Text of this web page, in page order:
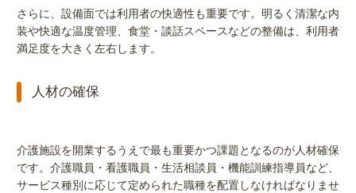
さらに、設備面では利用者の快適性も重要です。明るく清潔な内
装や快適な温度管理、食堂・談話スペースなどの整備は、利用者
満足度を大きく左右します。
人材の確保
介護施設を開業するうえで最も重要かつ課題となるのが人材確保
です。介護職員・看護職員・生活相談員・機能訓練指導員など、
サービス種別に応じて定められた職種を配置しなければなりませ